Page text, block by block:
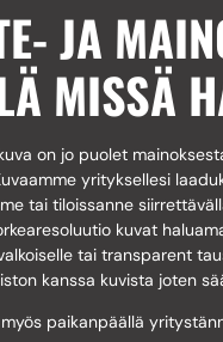
JA
MISSÄ
on jo puolet
yrityksellesi
tai tiloissanne
kuvat
tai transparent
kanssa kuvista joten
paikanpäällä